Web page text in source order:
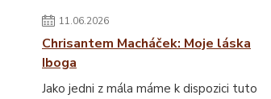
11.06.2026
Chrisantem Macháček: Moje láska
Iboga
Jako jedni z mála máme k dispozici tuto